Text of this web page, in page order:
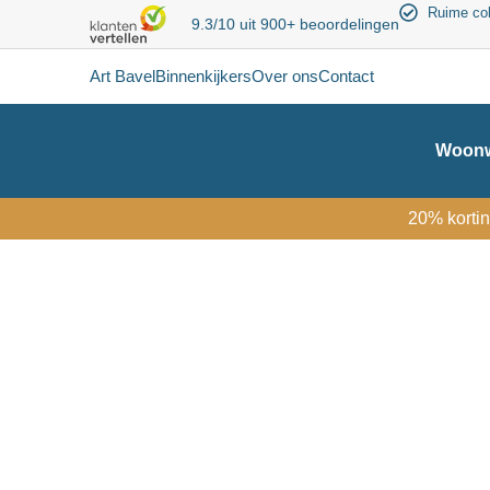
9.3/10 uit 900+ beoordelingen
Ruime
Art BavelBinnenkijkersOver onsContact
20%